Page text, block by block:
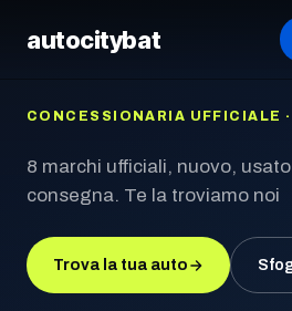
autocitybat
CONCESSIONARIA UFFICIALE
8 marchi ufficiali, nuovo,
consegna. Te la troviamo noi
Trova la tua auto